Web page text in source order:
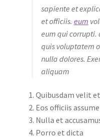
sapiente et
et officiis. eum
eum qui corrupti.
quis voluptatem
nulla dolores.
aliquam
Quibusdam velit
Eos officiis
Nulla et
Porro et dicta